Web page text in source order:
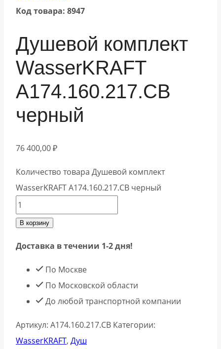
Код товара: 8947
Душевой комплект
WasserKRAFT
A174.160.217.CB
черный
76 400,00₽
Количество товара Душевой комплект
WasserKRAFT A174.160.217.CB черный
В корзину
Доставка в течении 1-2 дня!
По Москве
По Московской области
До любой транспортной компании
Артикул: A174.160.217.CB Категории:
WasserKRAFT, Душ